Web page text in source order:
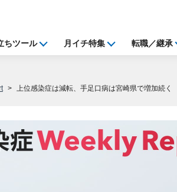
ちツール 月イチ特集 転職／継承
上位感染症は減転、手足口病は宮崎県で増加続く